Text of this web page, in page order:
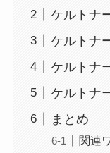
ケルトナ
ケルトナ
ケルトナ
ケルトナ
まとめ
関連